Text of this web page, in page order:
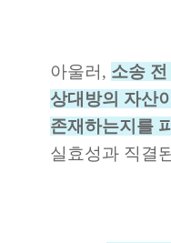
아울러, 소송
상대방의 자산
존재하는지를
실효성과 직결